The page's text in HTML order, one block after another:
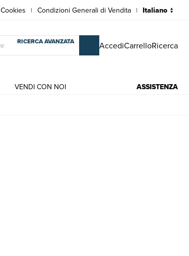
Cookies | Condizioni Generali di Vendita |
RICERCA AVANZATA AccediCarrelloRicerca
VENDI CON NOI ASSISTENZA